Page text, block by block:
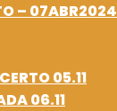
– 07ABR2024
05.11
06.11